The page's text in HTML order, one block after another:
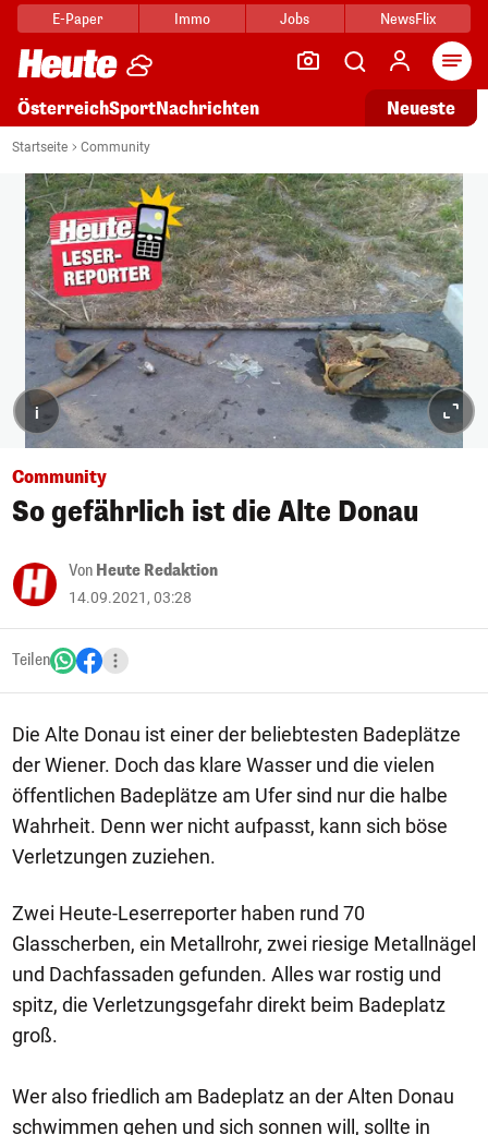
E-Paper Immo Jobs NewsFlix
ÖsterreichSportNachrichten Neueste
Startseite Community
i
Community
So gefährlich ist die Alte Donau
Von Heute Redaktion
14.09.2021, 03:28
Teilen
Die Alte Donau ist einer der beliebtesten Badeplätze
der Wiener. Doch das klare Wasser und die vielen
öffentlichen Badeplätze am Ufer sind nur die halbe
Wahrheit. Denn wer nicht aufpasst, kann sich böse
Verletzungen zuziehen.
Zwei Heute-Leserreporter haben rund 70
Glasscherben, ein Metallrohr, zwei riesige Metallnägel
und Dachfassaden gefunden. Alles war rostig und
spitz, die Verletzungsgefahr direkt beim Badeplatz
groß.
Wer also friedlich am Badeplatz an der Alten Donau
schwimmen gehen und sich sonnen will, sollte in